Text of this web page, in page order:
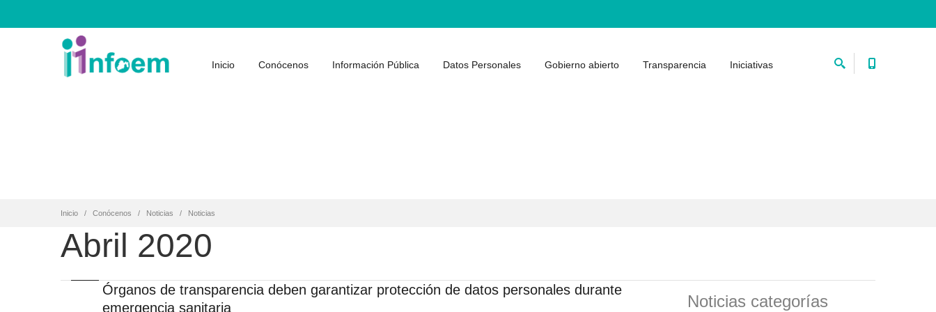
Inicio Conócenos Información Pública Datos Personales Gobierno abierto Transparencia Iniciativas
Inicio Conócenos Noticias Noticias
Abril 2020
Órganos de transparencia deben garantizar protección de datos personales durante
emergencia sanitaria
Noticias categorías